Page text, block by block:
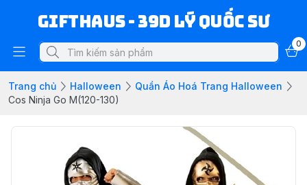
Gifthaus - 39D Lý Quốc Sư
0
Trang chủ Halloween
Quần Áo Hoá Trang Halloween
Cos Ninja Go M(120-130)